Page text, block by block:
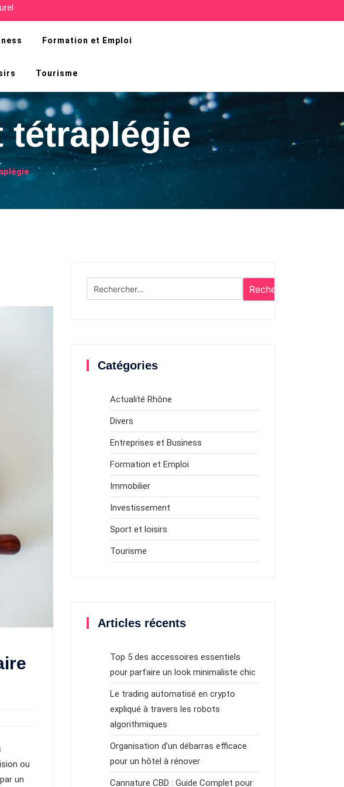
Formation et Emploi
Tourisme
tétraplégie
ou
un
Rechercher :
Catégories
Actualité Rhône
Divers
Entreprises et Business
Formation et Emploi
Immobilier
Investissement
Sport et loisirs
Tourisme
Articles récents
Top 5 des accessoires essentiels
pour parfaire un look minimaliste chic
Le trading automatisé en crypto
expliqué à travers les robots
algorithmiques
Organisation d’un débarras efficace
pour un hôtel à rénover
Cannature CBD : Guide Complet pour